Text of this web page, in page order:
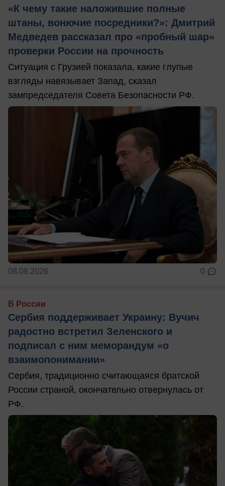
«К чему такие наложившие полные
штаны, вонючие посредники?»: Дмитрий
Медведев рассказал про «пробный шар»
проверки России на прочность
Ситуация с Грузией показала, какие глупые
взгляды навязывает Запад, сказал
зампредседателя Совета Безопасности РФ.
08.08.2026 0
В России
Сербия поддерживает Украину: Вучич
радостно встретил Зеленского и
подписал с ним меморандум «о
взаимопонимании»
Сербия, традиционно считающаяся братской
России страной, окончательно отвернулась от
РФ.